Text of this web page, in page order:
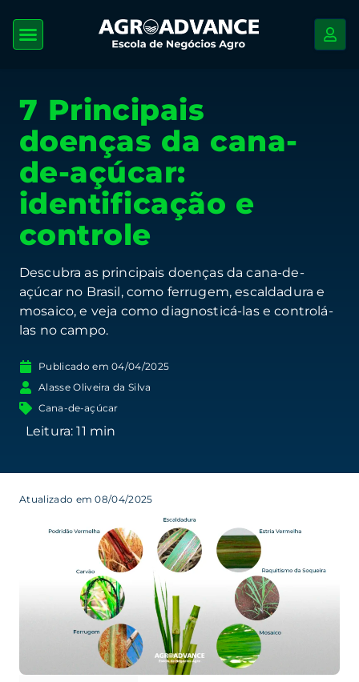
7 Principais
doenças da cana-
de-açúcar:
identificação e
controle
Descubra as principais doenças da cana-de-
açúcar no Brasil, como ferrugem, escaldadura e
mosaico, e veja como diagnosticá-las e controlá-
las no campo.
Publicado em 04/04/2025
Alasse Oliveira da Silva
Cana-de-açúcar
Atualizado em 08/04/2025